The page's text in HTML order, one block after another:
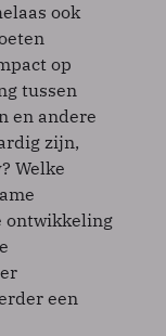
ook
op
tussen
en andere
zijn,
Welke
ontwikkeling
een